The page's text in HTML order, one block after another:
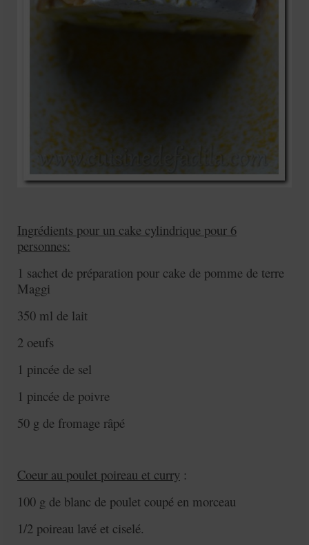
Ingrédients pour un cake cylindrique pour 6
personnes:
1 sachet de préparation pour cake de pomme de terre
Maggi
350 ml de lait
2 oeufs
1 pincée de sel
1 pincée de poivre
50 g de fromage râpé
Coeur au poulet poireau et curry :
100 g de blanc de poulet coupé en morceau
1/2 poireau lavé et ciselé.